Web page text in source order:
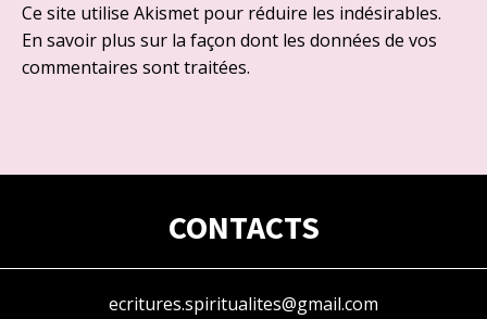
Ce site utilise Akismet pour réduire les indésirables.
En savoir plus sur la façon dont les données de vos
commentaires sont traitées.
CONTACTS
ecritures.spiritualites@gmail.com